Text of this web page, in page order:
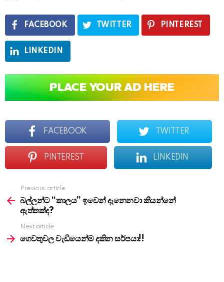
FACEBOOK TWITTER PINTEREST
LINKEDIN
FACEBOOK TWITTER
PINTEREST LINKEDIN
more
Previous article
බල්ලන්ට “කාලය” ඉවෙන් දැනෙනවා කියන්නේ
ඇත්තක්ද?
Next article
ගෙවතුවල වැඩියෙන්ම දකින සර්පයා!!